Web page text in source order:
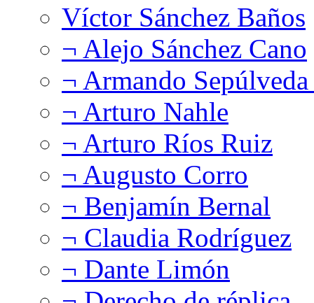
Víctor Sánchez Baños
¬ Alejo Sánchez Cano
¬ Armando
¬ Arturo Nahle
¬ Arturo Ríos Ruiz
¬ Augusto Corro
¬ Benjamín Bernal
¬ Claudia Rodríguez
¬ Dante Limón